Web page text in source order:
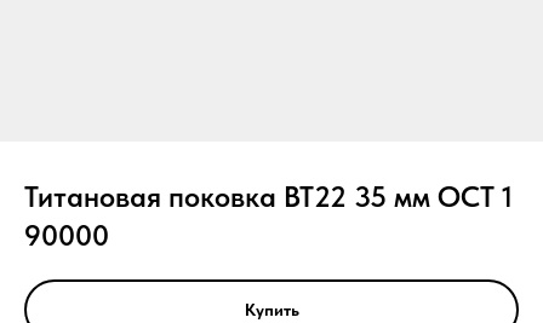
Титановая поковка ВТ22 35 мм ОСТ 1
90000
Купить